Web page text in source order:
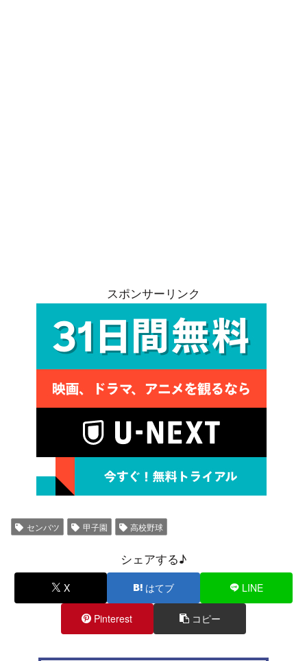
スポンサーリンク
センバツ 甲子園 高校野球
シェアする♪
X はてブ LINE
Pinterest コピー